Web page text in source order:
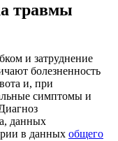
травмы
и затруднение
болезненность
и, при
симптомы и
данных
в данных общего